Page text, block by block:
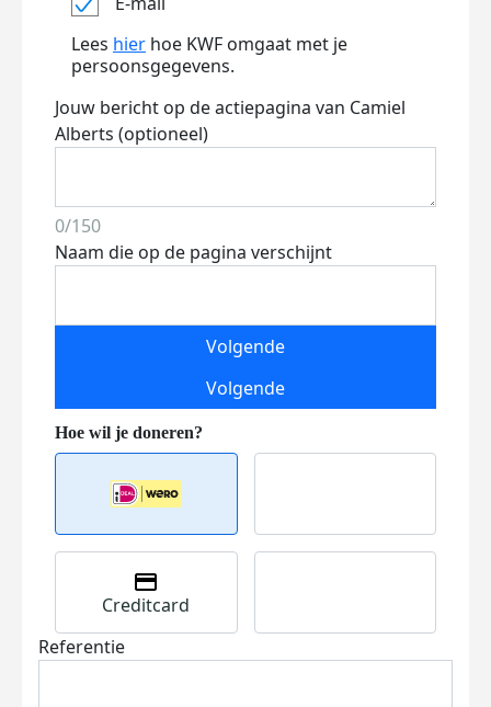
Lees hier hoe KWF omgaat met je
persoonsgegevens.
Jouw bericht op de actiepagina van Camiel
Alberts (optioneel)
0/150
Naam die op de pagina verschijnt
Volgende
Volgende
Creditcard
Referentie